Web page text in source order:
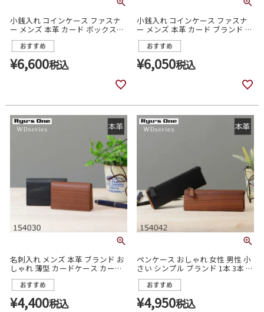
小銭入れ コインケース ファスナ
ー メンズ 本革 カード ボックス型
パスケース付き 154032
¥6,600税込
小銭入れ コインケース ファスナ
ー メンズ 本革 カード ブランド パ
スケース付き 154031
¥6,050税込
名刺入れ メンズ 本革 ブランド お
しゃれ 薄型 カードケース カード
入れ スリム 154030
¥4,400税込
ペンケース おしゃれ 女性 男性 小
さい シンプル ブランド 1本 3本 ス
リム 万年筆 コンパクト 筆箱 革製
メンズ レディース 黒 ビジネス 三
角 レザーペンケース 154042
¥4,950税込